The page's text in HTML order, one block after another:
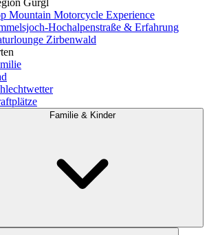
Gurgl
Mountain Motorcycle Experience
Hochalpenstraße & Erfahrung
Zirbenwald
Familie & Kinder